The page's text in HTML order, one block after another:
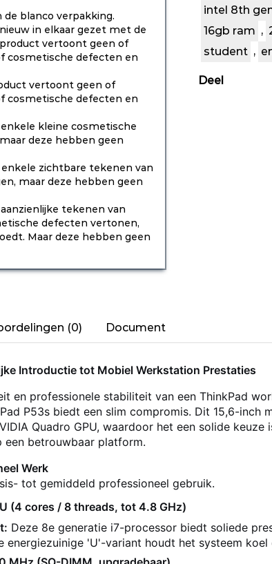
blanco verpakking.
in elkaar gezet met de
vertoont geen of
cosmetische defecten en
vertoont geen of
cosmetische defecten en
kleine cosmetische
deze hebben geen
zichtbare tekenen van
maar deze hebben geen
tekenen van
defecten vertonen,
Maar deze hebben geen
intel 8th
16gb ram ,
student ,
Deel
(0) Document
Introductie tot Mobiel Werkstation Prestaties
en professionele stabiliteit van een ThinkPad
P53s biedt een slim compromis. Dit 15,6-
Quadro GPU, waardoor het een solide
een betrouwbaar platform.
Werk
tot gemiddeld professioneel gebruik.
(4 cores / 8 threads, tot 4.8 GHz)
Deze 8e generatie i7-processor biedt soliede
energiezuinige 'U'-variant houdt het systeem koel